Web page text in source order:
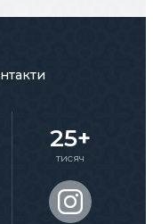
25+
тисяч